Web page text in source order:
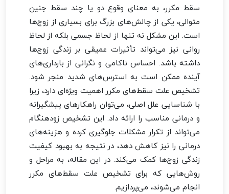
سقط مکرر، به معنای وقوع دو یا چند سقط جنین
متوالی، یکی از چالش‌های بزرگ برای بسیاری از زوج‌ها
است. این مشکل نه تنها از لحاظ جسمی بلکه از لحاظ
روانی نیز می‌تواند تأثیرات عمیقی بر زندگی زوج‌ها
داشته باشد. احساس ناکامی و نگرانی از بارداری‌های
آینده ممکن است به استرس‌های شدید منجر شود.
تشخیص علت سقط‌های مکرر اهمیت ویژه‌ای دارد، زیرا
با شناسایی علل اصلی، می‌توان راهکارهای پیشگیرانه
و درمانی مناسب را ارائه داد. این تشخیص زودهنگام
می‌تواند از تکرار مشکلات جلوگیری کرده و هزینه‌های
درمانی را نیز کاهش دهد، در نتیجه به بهبود کیفیت
زندگی زوج‌ها کمک می‌کند. در این مقاله، به مراحل و
روش‌هایی که برای تشخیص علت سقط‌های مکرر
انجام می‌شوند، می‌پردازیم.